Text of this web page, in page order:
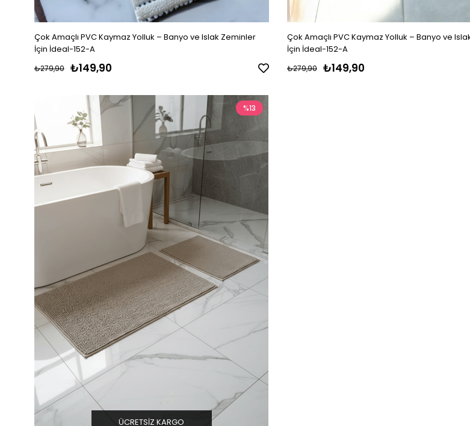
Çok Amaçlı PVC Kaymaz Yolluk – Banyo ve Islak Zeminler
İçin İdeal-152-A
₺149,90
₺279,90
Çok Amaçlı PVC Kaymaz Yolluk – Banyo ve
İçin İdeal-152-A
₺149,90
₺279,90
%13
ÜCRETSIZ KARGO